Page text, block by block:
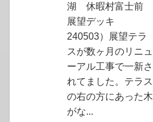
湖 休暇村富士前
展望デッキ
240503）展望テラ
スが数ヶ月のリニュ
ーアル工事で一新さ
れてました。テラス
の右の方にあった木
がな...